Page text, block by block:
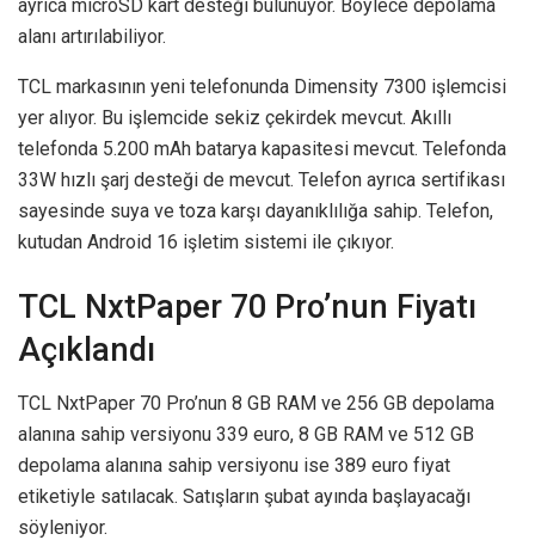
ayrıca microSD kart desteği bulunuyor. Böylece depolama
alanı artırılabiliyor.
TCL markasının yeni telefonunda Dimensity 7300 işlemcisi
yer alıyor. Bu işlemcide sekiz çekirdek mevcut. Akıllı
telefonda 5.200 mAh batarya kapasitesi mevcut. Telefonda
33W hızlı şarj desteği de mevcut. Telefon ayrıca sertifikası
sayesinde suya ve toza karşı dayanıklılığa sahip. Telefon,
kutudan Android 16 işletim sistemi ile çıkıyor.
TCL NxtPaper 70 Pro’nun Fiyatı
Açıklandı
TCL NxtPaper 70 Pro’nun 8 GB RAM ve 256 GB depolama
alanına sahip versiyonu 339 euro, 8 GB RAM ve 512 GB
depolama alanına sahip versiyonu ise 389 euro fiyat
etiketiyle satılacak. Satışların şubat ayında başlayacağı
söyleniyor.